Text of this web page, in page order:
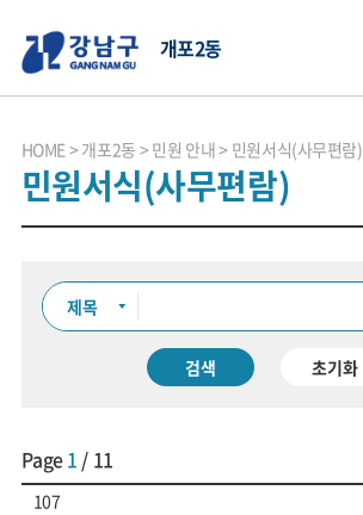
개포2동
HOME 개포2동 민원 안내 민원서식(사무편람)
민원서식(사무편람)
검색 초기화
Page1 / 11
107